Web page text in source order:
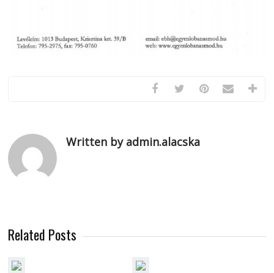
Written by admin.alacska
Related Posts